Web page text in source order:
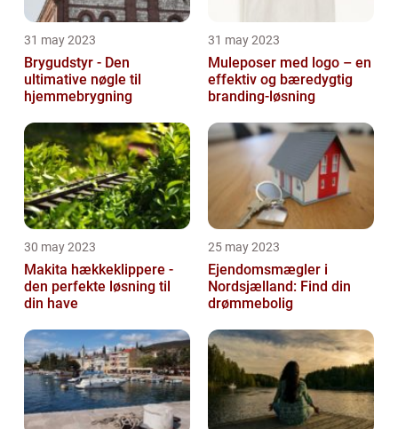
31 may 2023
Brygudstyr - Den
ultimative nøgle til
hjemmebrygning
31 may 2023
Muleposer med logo – en
effektiv og bæredygtig
branding-løsning
30 may 2023
Makita hækkeklippere -
den perfekte løsning til
din have
25 may 2023
Ejendomsmægler i
Nordsjælland: Find din
drømmebolig